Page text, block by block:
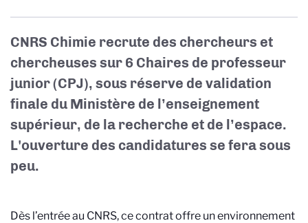
CNRS Chimie recrute des chercheurs et
chercheuses sur 6 Chaires de professeur
junior (CPJ), sous réserve de validation
finale du Ministère de l’enseignement
supérieur, de la recherche et de l’espace.
L'ouverture des candidatures se fera sous
peu.
Dès l’entrée au CNRS, ce contrat offre un environnement